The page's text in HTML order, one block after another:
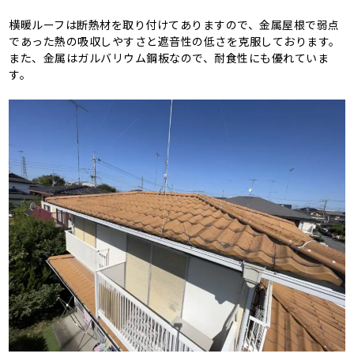
横暖ルーフは断熱材を取り付けてありますので、金属屋根で弱点
であった熱の吸収しやすさと遮音性の低さを克服しております。
また、金属はガルバリウム鋼板なので、耐食性にも優れていま
す。